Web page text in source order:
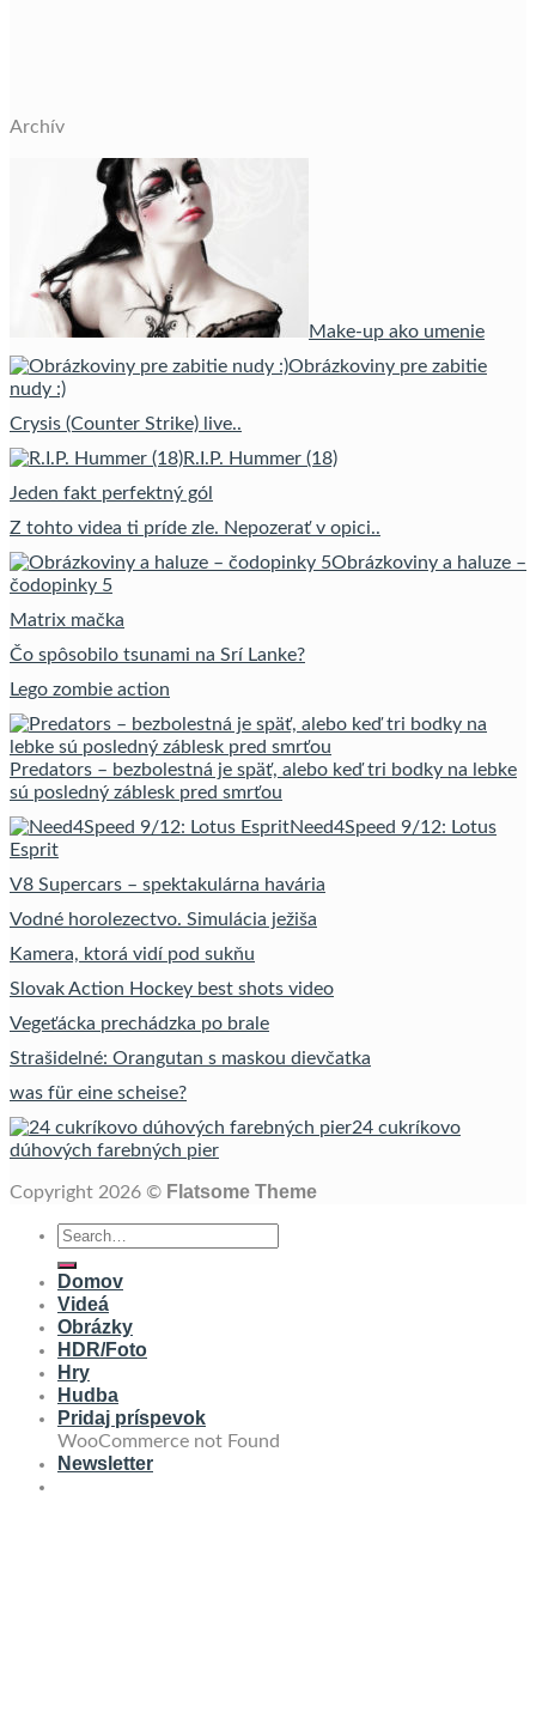
Archív
Make-up ako umenie
Obrázkoviny pre zabitie
nudy :)
Crysis (Counter Strike) live..
R.I.P. Hummer (18)
Jeden fakt perfektný gól
Z tohto videa ti príde zle. Nepozerať v opici..
Obrázkoviny a haluze –
čodopinky 5
Matrix mačka
Čo spôsobilo tsunami na Srí Lanke?
Lego zombie action
Predators – bezbolestná je späť, alebo keď tri bodky na lebke
sú posledný záblesk pred smrťou
Need4Speed 9/12: Lotus
Esprit
V8 Supercars – spektakulárna havária
Vodné horolezectvo. Simulácia ježiša
Kamera, ktorá vidí pod sukňu
Slovak Action Hockey best shots video
Vegeťácka prechádzka po brale
Strašidelné: Orangutan s maskou dievčatka
was für eine scheise?
24 cukríkovo
dúhových farebných pier
Copyright 2026 © Flatsome Theme
Domov
Videá
Obrázky
HDR/Foto
Hry
Hudba
Pridaj príspevok
WooCommerce not Found
Newsletter